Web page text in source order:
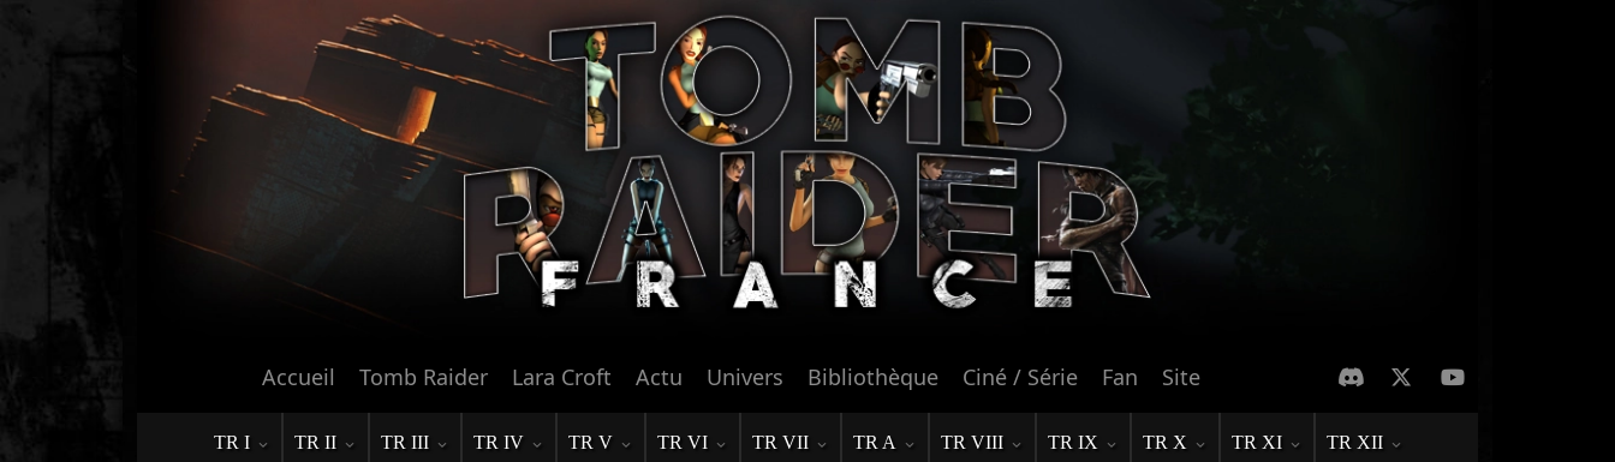
Accueil Tomb Raider Lara Croft Actu Univers Bibliothèque Ciné / Série Fan Site
TR I TR II TR III TR IV TR V TR VI TR VII TR A TR VIII TR IX TR X TR XI TR XII